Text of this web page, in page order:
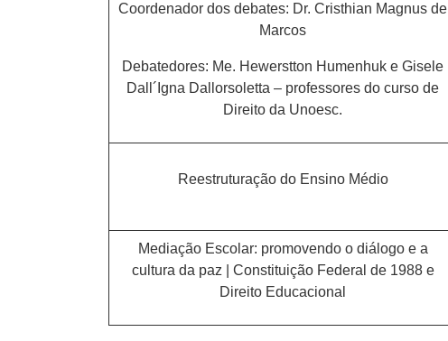
Coordenador dos debates: Dr. Cristhian Magnus de
Marcos
Debatedores: Me. Hewerstton Humenhuk e Gisele
Dall´Igna Dallorsoletta – professores do curso de
Direito da Unoesc.
Reestruturação do Ensino Médio
Mediação Escolar: promovendo o diálogo e a
cultura da paz | Constituição Federal de 1988 e
Direito Educacional